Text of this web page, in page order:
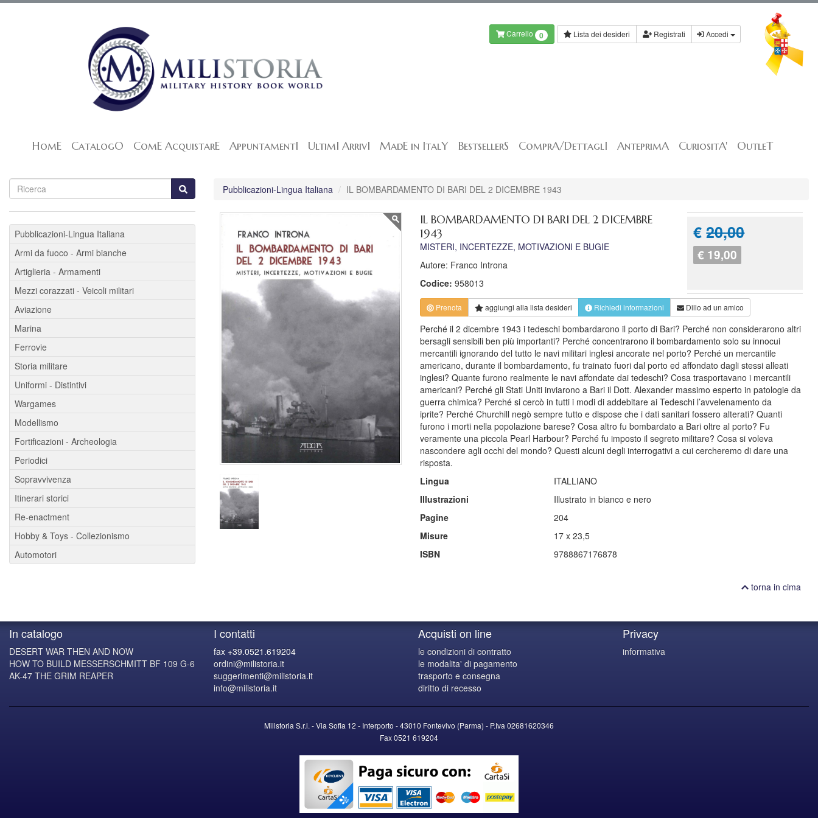
Carrello 0 Lista dei desideri Registrati Accedi
HomE CatalogO ComE AcquistarE AppuntamentI UltimI ArrivI MadE in ItalY BestsellerS ComprA/DettaglI AnteprimA CuriositA' OutleT
Pubblicazioni-Lingua Italiana IL BOMBARDAMENTO DI BARI DEL 2 DICEMBRE 1943
IL BOMBARDAMENTO DI BARI DEL 2 DICEMBRE
1943
MISTERI, INCERTEZZE, MOTIVAZIONI E BUGIE
Autore: Franco Introna
Codice: 958013
€20,00
€ 19,00
Prenota aggiungi alla lista desideri Richiedi informazioni Dillo ad un amico
Perché il 2 dicembre 1943 i tedeschi bombardarono il porto di Bari? Perché non considerarono altri
bersagli sensibili ben più importanti? Perché concentrarono il bombardamento solo su innocui
mercantili ignorando del tutto le navi militari inglesi ancorate nel porto? Perché un mercantile
americano, durante il bombardamento, fu trainato fuori dal porto ed affondato dagli stessi alleati
inglesi? Quante furono realmente le navi affondate dai tedeschi? Cosa trasportavano i mercantili
americani? Perché gli Stati Uniti inviarono a Bari il Dott. Alexander massimo esperto in patologie da
guerra chimica? Perché si cercò in tutti i modi di addebitare ai Tedeschi l’avvelenamento da
iprite? Perché Churchill negò sempre tutto e dispose che i dati sanitari fossero alterati? Quanti
furono i morti nella popolazione barese? Cosa altro fu bombardato a Bari oltre al porto? Fu
veramente una piccola Pearl Harbour? Perché fu imposto il segreto militare? Cosa si voleva
nascondere agli occhi del mondo? Questi alcuni degli interrogativi a cui cercheremo di dare una
risposta.
Lingua
ITALLIANO
Illustrazioni
Illustrato in bianco e nero
Pagine
204
Misure
17 x 23,5
ISBN
9788867176878
Pubblicazioni-Lingua Italiana
Armi da fuoco - Armi bianche
Artiglieria - Armamenti
Mezzi corazzati - Veicoli militari
Aviazione
Marina
Ferrovie
Storia militare
Uniformi - Distintivi
Wargames
Modellismo
Fortificazioni - Archeologia
Periodici
Sopravvivenza
Itinerari storici
Re-enactment
Hobby & Toys - Collezionismo
Automotori
torna in cima
In catalogo
DESERT WAR THEN AND NOW
HOW TO BUILD MESSERSCHMITT BF 109 G-6
AK-47 THE GRIM REAPER
I contatti
fax +39.0521.619204
ordini@milistoria.it
suggerimenti@milistoria.it
info@milistoria.it
Acquisti on line
le condizioni di contratto
le modalita' di pagamento
trasporto e consegna
diritto di recesso
Privacy
informativa
Milistoria S.r.l. - Via Sofia 12 - Interporto - 43010 Fontevivo (Parma) - P.Iva 02681620346
Fax 0521 619204